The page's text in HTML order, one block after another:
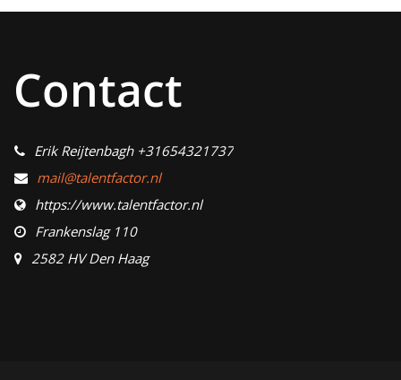
Contact
Erik Reijtenbagh +31654321737
mail@talentfactor.nl
https://www.talentfactor.nl
Frankenslag 110
2582 HV Den Haag